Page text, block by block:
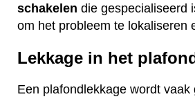
schakelen die gespecialiseerd
om het probleem te lokaliseren
Lekkage in het
Een plafondlekkage wordt vaak